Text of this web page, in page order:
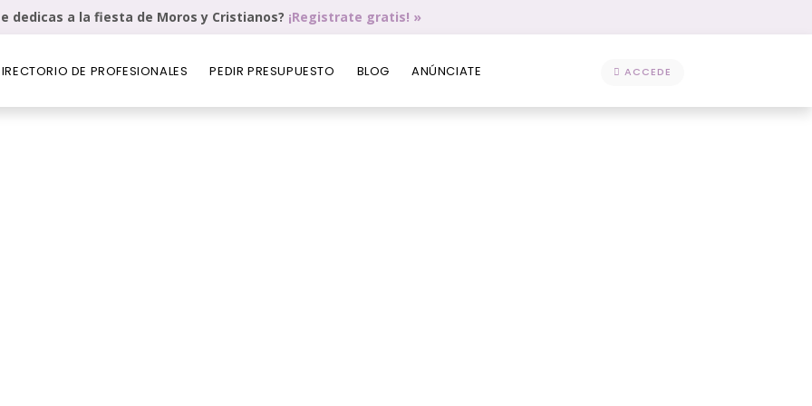
dedicas a la fiesta de Moros y Cristianos? ¡Registrate gratis! »
ACCEDE
DE PROFESIONALES PEDIR PRESUPUESTO BLOG ANÚNCIATE